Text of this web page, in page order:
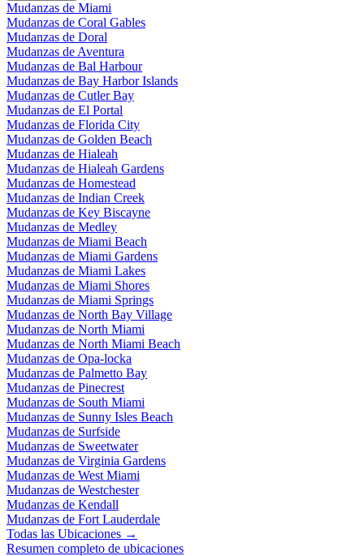
Mudanzas de Miami
Mudanzas de Coral Gables
Mudanzas de Doral
Mudanzas de Aventura
Mudanzas de Bal Harbour
Mudanzas de Bay Harbor Islands
Mudanzas de Cutler Bay
Mudanzas de El Portal
Mudanzas de Florida City
Mudanzas de Golden Beach
Mudanzas de Hialeah
Mudanzas de Hialeah Gardens
Mudanzas de Homestead
Mudanzas de Indian Creek
Mudanzas de Key Biscayne
Mudanzas de Medley
Mudanzas de Miami Beach
Mudanzas de Miami Gardens
Mudanzas de Miami Lakes
Mudanzas de Miami Shores
Mudanzas de Miami Springs
Mudanzas de North Bay Village
Mudanzas de North Miami
Mudanzas de North Miami Beach
Mudanzas de Opa-locka
Mudanzas de Palmetto Bay
Mudanzas de Pinecrest
Mudanzas de South Miami
Mudanzas de Sunny Isles Beach
Mudanzas de Surfside
Mudanzas de Sweetwater
Mudanzas de Virginia Gardens
Mudanzas de West Miami
Mudanzas de Westchester
Mudanzas de Kendall
Mudanzas de Fort Lauderdale
Todas las Ubicaciones →
Resumen completo de ubicaciones